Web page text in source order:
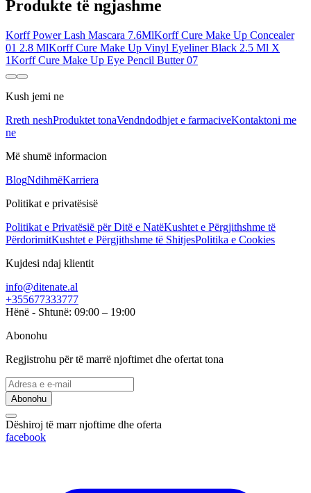
Produkte të ngjashme
Korff Power Lash Mascara 7.6MlKorff Cure Make Up Concealer
01 2.8 MlKorff Cure Make Up Vinyl Eyeliner Black 2.5 Ml X
1Korff Cure Make Up Eye Pencil Butter 07
Kush jemi ne
Rreth neshProduktet tonaVendndodhjet e farmaciveKontaktoni me
ne
Më shumë informacion
BlogNdihmëKarriera
Politikat e privatësisë
Politikat e Privatësië për Ditë e NatëKushtet e Përgjithshme të
PërdorimitKushtet e Përgjithshme të ShitjesPolitika e Cookies
Kujdesi ndaj klientit
info@ditenate.al
+355677333777
Hënë - Shtunë: 09:00 – 19:00
Abonohu
Regjistrohu për të marrë njoftimet dhe ofertat tona
Abonohu
Dëshiroj të marr njoftime dhe oferta
facebook